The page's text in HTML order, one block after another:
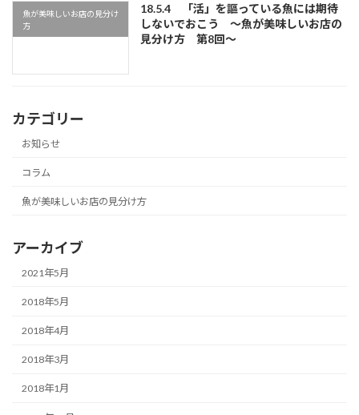
魚が美味しいお店の見分け
方
18.5.4 「活」を謳っている魚には期待
しないでおこう ～魚が美味しいお店の
見分け方 第8回～
カテゴリー
お知らせ
コラム
魚が美味しいお店の見分け方
アーカイブ
2021年5月
2018年5月
2018年4月
2018年3月
2018年1月